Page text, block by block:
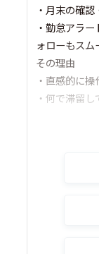
・月末の確
・勤怠アラ
ォローもスム
その理由
・直感的に操
・何で滞留